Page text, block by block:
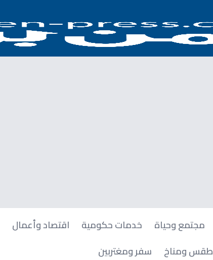
مجتمع وحياة خدمات حكومية اقتصاد وأعمال
طقس ومناخ سفر ومغتربين